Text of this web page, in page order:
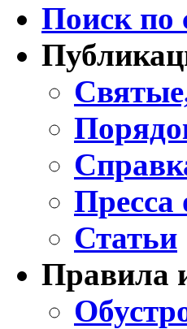
Поиск по
Пресса
Статьи
Правила